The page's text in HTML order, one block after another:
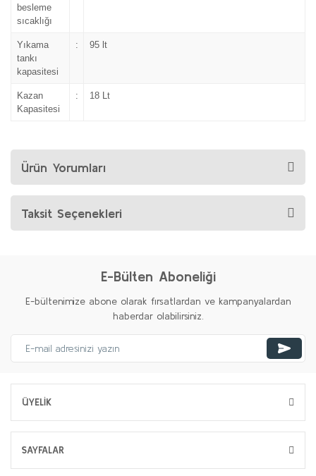
besleme
sıcaklığı
Yıkama
tankı
kapasitesi
: 95 lt
Kazan
Kapasitesi
: 18 Lt
Ürün Yorumları
Taksit Seçenekleri
E-Bülten Aboneliği
E-bültenimize abone olarak fırsatlardan ve kampanyalardan
haberdar olabilirsiniz.
ÜYELİK
SAYFALAR